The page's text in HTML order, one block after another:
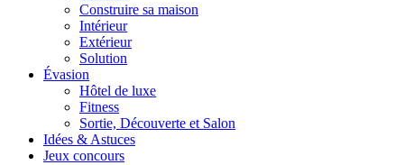
Construire sa maison
Intérieur
Extérieur
Solution
Évasion
Hôtel de luxe
Fitness
Sortie, Découverte et Salon
Idées & Astuces
Jeux concours